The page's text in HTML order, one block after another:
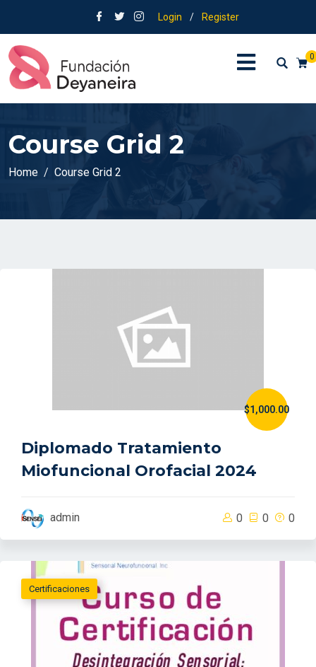
Login / Register
0
Course Grid 2
Home Course Grid 2
$1,000.00
Diplomado Tratamiento
Miofuncional Orofacial 2024
admin 0 0 0
Certificaciones